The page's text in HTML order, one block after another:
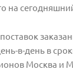
на
в-день в
Москва и